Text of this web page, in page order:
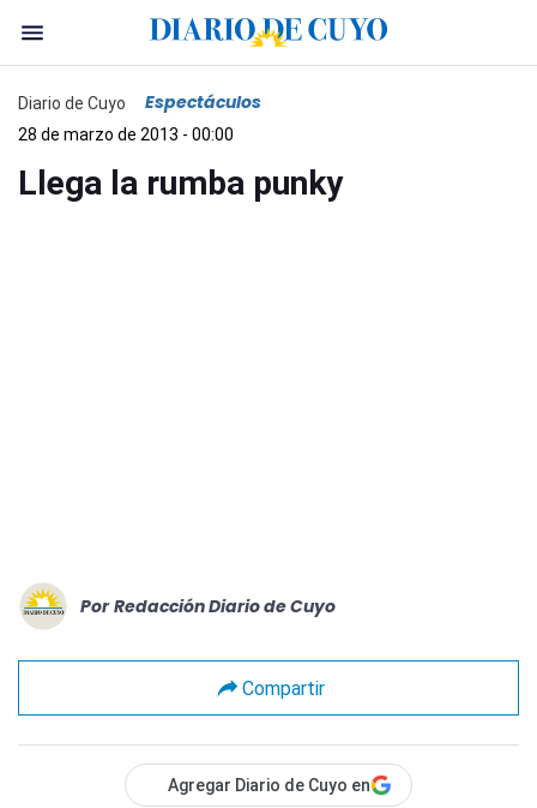
Diario de Cuyo Espectáculos
28 de marzo de 2013 - 00:00
Llega la rumba punky
Por Redacción Diario de Cuyo
Compartir
Agregar Diario de Cuyo en